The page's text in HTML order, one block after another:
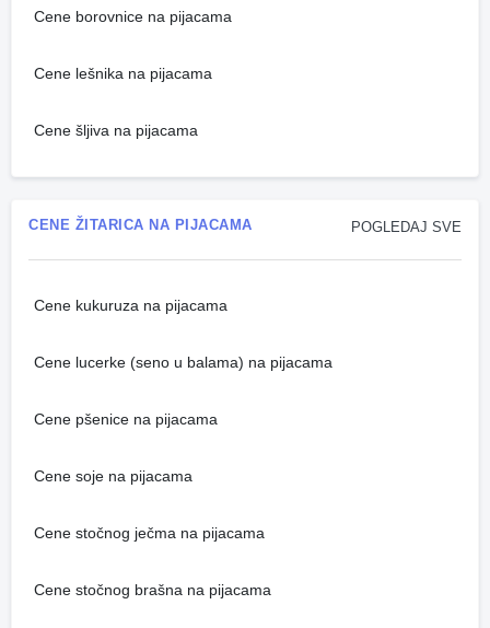
Cene borovnice na pijacama
Cene lešnika na pijacama
Cene šljiva na pijacama
POGLEDAJ SVE
CENE ŽITARICA NA PIJACAMA
Cene kukuruza na pijacama
Cene lucerke (seno u balama) na pijacama
Cene pšenice na pijacama
Cene soje na pijacama
Cene stočnog ječma na pijacama
Cene stočnog brašna na pijacama